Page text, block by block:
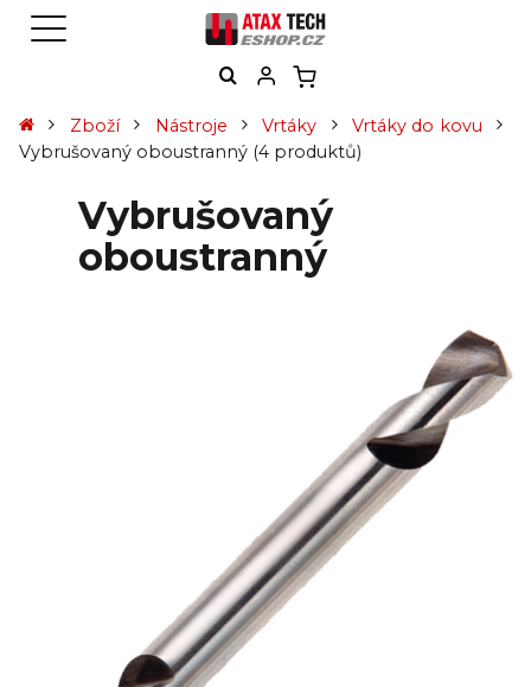
Zboží Nástroje Vrtáky
Vrtáky do kovu
Vybrušovaný oboustranný (4 produktů)
Vybrušovaný
oboustranný